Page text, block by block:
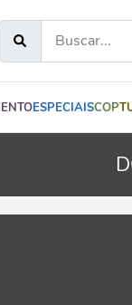
ESPECIAISCOP